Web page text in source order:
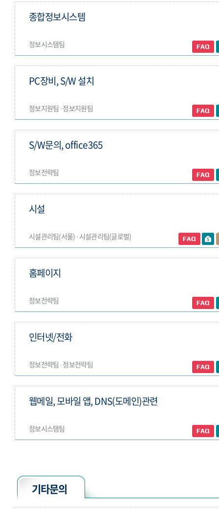
정보시스템팀
종합정보시스템
정보지원팀 ∙ 정보지원팀
PC장비, S/W 설치
정보전략팀
S/W문의, office365
시설관리팀(서울) ∙ 시설관리팀(글로벌)
시설
정보전략팀
홈페이지
정보전략팀 ∙ 정보전략팀
인터넷/전화
정보시스템팀
웹메일, 모바일 앱, DNS(도메인)관련
기타문의